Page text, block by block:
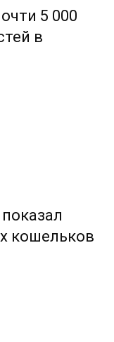
5 000
в
кошельков